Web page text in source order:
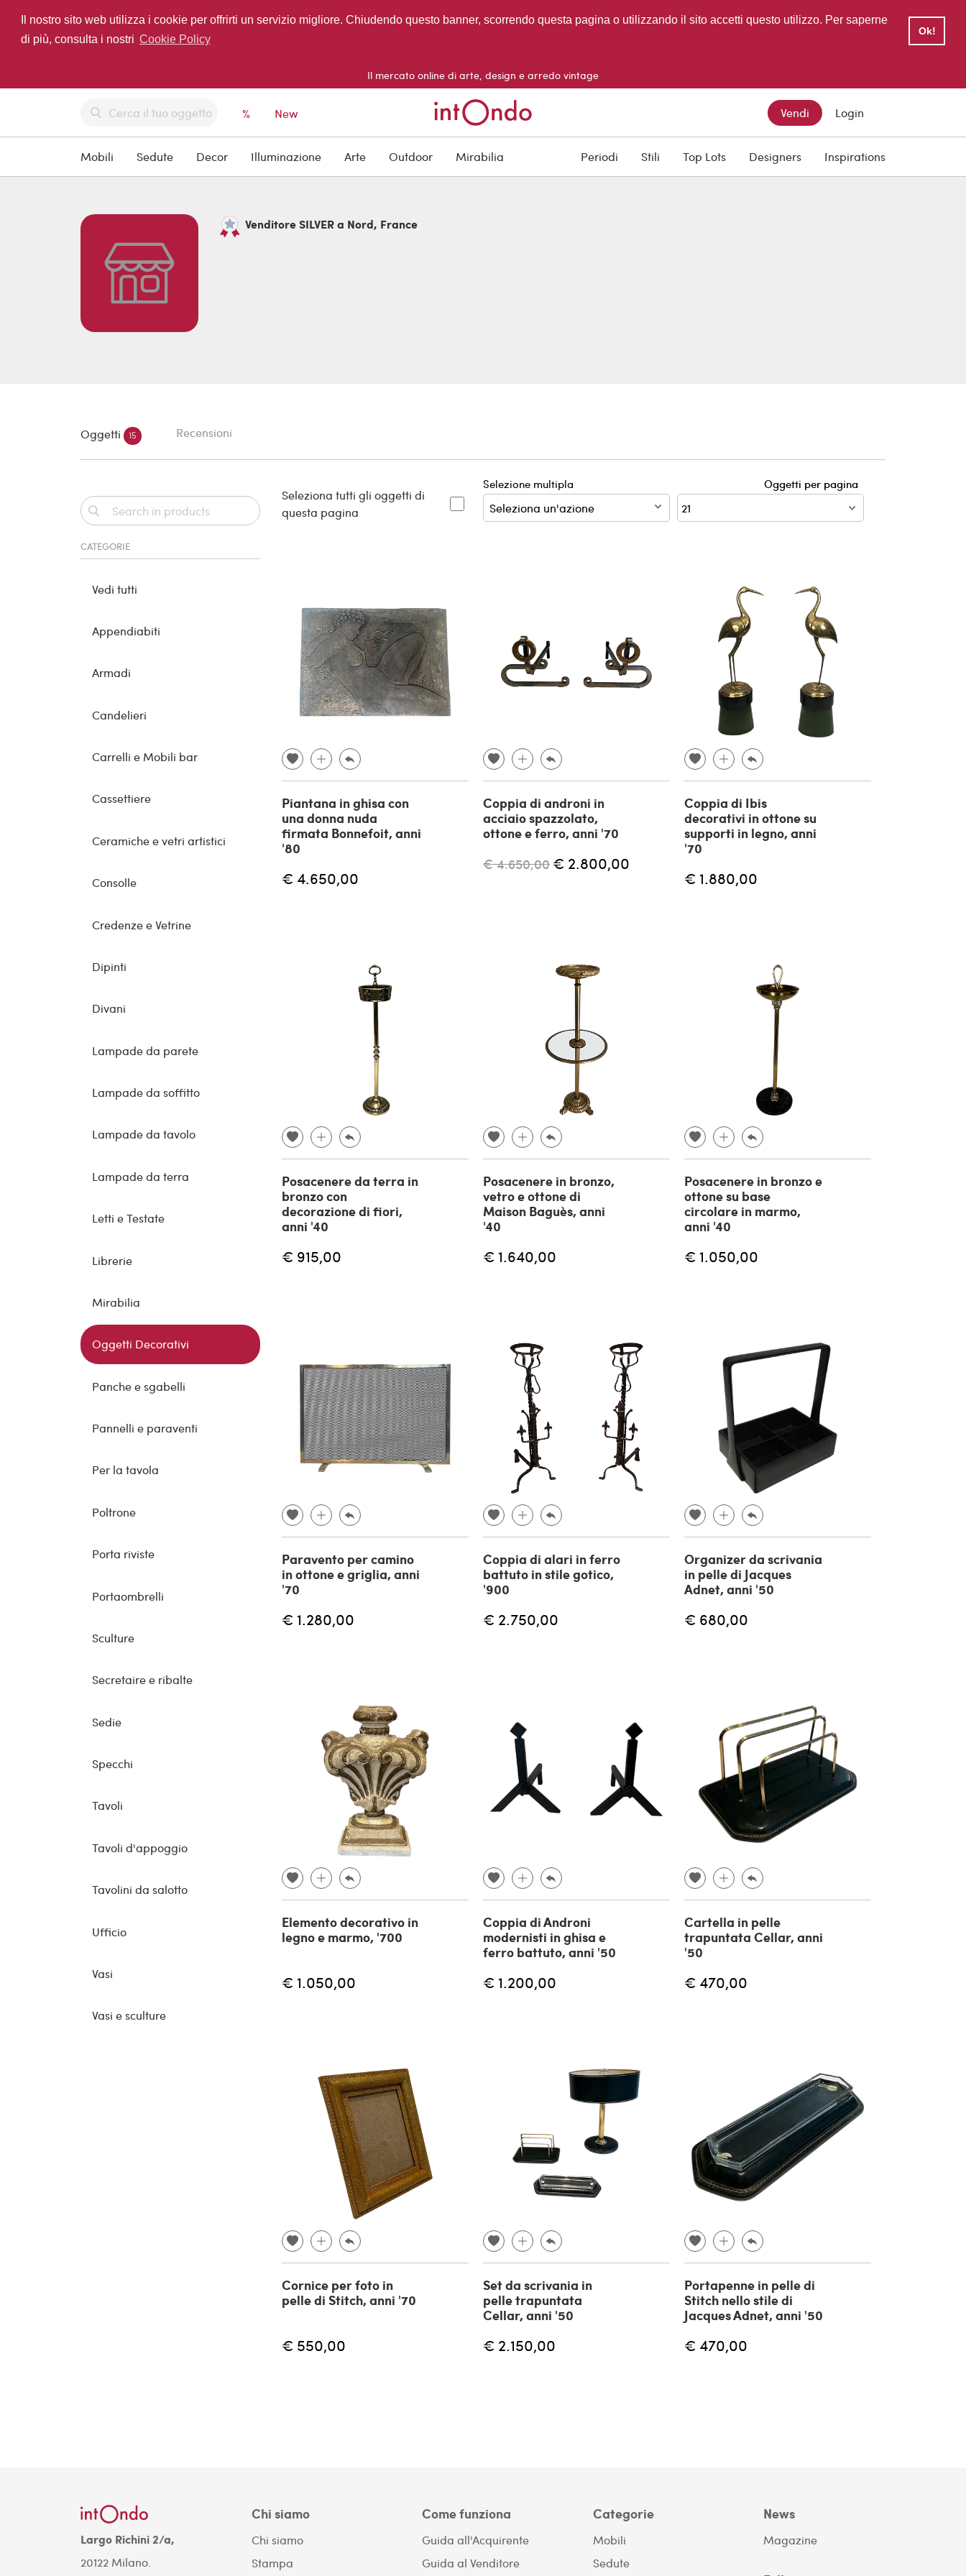
Il nostro sito web utilizza i cookie per offrirti un servizio migliore. Chiudendo questo banner, scorrendo questa pagina o utilizzando il sito accetti questo utilizzo. Per saperne
di più, consulta i nostri Cookie Policy
Ok!
Il mercato online di arte, design e arredo vintage
% New Vendi Login
Mobili Sedute Decor Illuminazione Arte Outdoor Mirabilia Periodi Stili Top Lots Designers Inspirations
Venditore SILVER a Nord, France
Oggetti 15 Recensioni
CATEGORIE
Vedi tutti
Appendiabiti
Armadi
Candelieri
Carrelli e Mobili bar
Cassettiere
Ceramiche e vetri artistici
Consolle
Credenze e Vetrine
Dipinti
Divani
Lampade da parete
Lampade da soffitto
Lampade da tavolo
Lampade da terra
Letti e Testate
Librerie
Mirabilia
Oggetti Decorativi
Panche e sgabelli
Pannelli e paraventi
Per la tavola
Poltrone
Porta riviste
Portaombrelli
Sculture
Secretaire e ribalte
Sedie
Specchi
Tavoli
Tavoli d'appoggio
Tavolini da salotto
Ufficio
Vasi
Vasi e sculture
Seleziona tutti gli oggetti di
questa pagina
Selezione multipla Oggetti per pagina
Piantana in ghisa con
una donna nuda
firmata Bonnefoit, anni
'80
€ 4.650,00
Coppia di androni in
acciaio spazzolato,
ottone e ferro, anni '70
€ 4.650,00 € 2.800,00
Coppia di Ibis
decorativi in ottone su
supporti in legno, anni
'70
€ 1.880,00
Posacenere da terra in
bronzo con
decorazione di fiori,
anni '40
€ 915,00
Posacenere in bronzo,
vetro e ottone di
Maison Baguès, anni
'40
€ 1.640,00
Posacenere in bronzo e
ottone su base
circolare in marmo,
anni '40
€ 1.050,00
Paravento per camino
in ottone e griglia, anni
'70
€ 1.280,00
Coppia di alari in ferro
battuto in stile gotico,
'900
€ 2.750,00
Organizer da scrivania
in pelle di Jacques
Adnet, anni '50
€ 680,00
Elemento decorativo in
legno e marmo, '700
€ 1.050,00
Coppia di Androni
modernisti in ghisa e
ferro battuto, anni '50
€ 1.200,00
Cartella in pelle
trapuntata Cellar, anni
'50
€ 470,00
Cornice per foto in
pelle di Stitch, anni '70
€ 550,00
Set da scrivania in
pelle trapuntata
Cellar, anni '50
€ 2.150,00
Portapenne in pelle di
Stitch nello stile di
Jacques Adnet, anni '50
€ 470,00
Largo Richini 2/a,
20122 Milano.
Chi siamo
Chi siamo
Stampa
Come funziona
Guida all'Acquirente
Guida al Venditore
Categorie
Mobili
Sedute
News
Magazine